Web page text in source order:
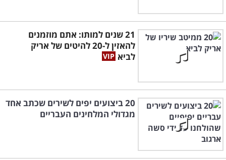
21 שנים למותו: אתם מוזמנים
להאזין ל-20 להיטים של אריק
לביא
20 ביצועים יפים לשירים שכתב אחד
מגדולי המלחינים העבריים